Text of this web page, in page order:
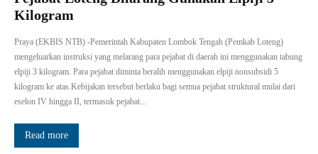
Kilogram
Praya (EKBIS NTB) -Pemerintah Kabupaten Lombok Tengah (Pemkab Loteng)
mengeluarkan instruksi yang melarang para pejabat di daerah ini menggunakan tabung
elpiji 3 kilogram. Para pejabat diminta beralih menggunakan elpiji nonsubsidi 5
kilogram ke atas.Kebijakan tersebut berlaku bagi semua pejabat struktural mulai dari
eselon IV hingga II, termasuk pejabat...
Read more